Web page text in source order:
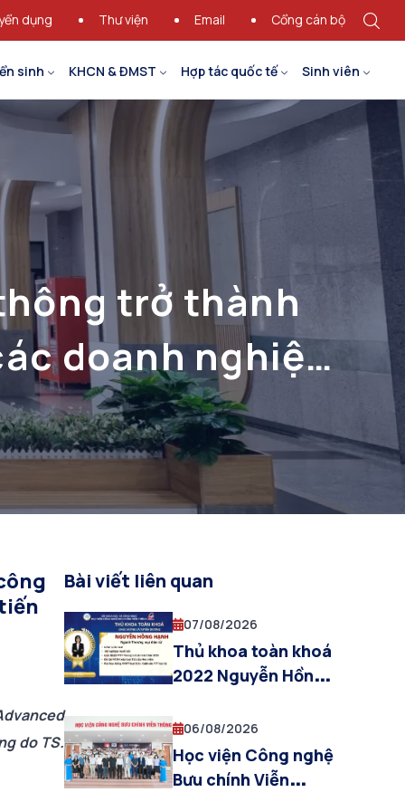
dụng Thư viện Email Cổng cán bộ
sinh KHCN & ĐMST Hợp tác quốc tế Sinh viên
trở thành
doanh nghiệp
tiên tiến Hàn
do TS.
Bài viết liên quan
07/08/2026
Thủ khoa toàn khoá
2022 Nguyễn Hồng
đến từ những ngày
không ngừng cố
gắng
06/08/2026
Học viện Công nghệ
Bưu chính Viễn